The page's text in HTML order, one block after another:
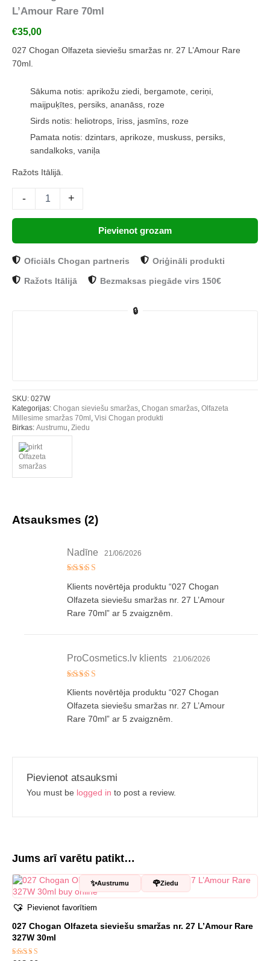
balstoties
pircēju
L’Amour Rare 70ml
€35,00
027 Chogan Olfazeta sieviešu smaržas nr. 27 L’Amour Rare
70ml.
Sākuma notis: aprikožu ziedi, bergamote, ceriņi,
maijpuķītes, persiks, ananāss, roze
Sirds notis: heliotrops, īriss, jasmīns, roze
Pamata notis: dzintars, aprikoze, muskuss, persiks,
sandalkoks, vaniļa
Ražots Itālijā.
- +
Pievienot grozam
Oficiāls Chogan partneris Oriģināli produkti
Ražots Itālijā Bezmaksas piegāde virs 150€
🔒
SKU: 027W
Kategorijas: Chogan sieviešu smaržas Chogan smaržas Olfazeta
Millesime smaržas 70ml Visi Chogan produkti
Birkas: Austrumu Ziedu
Atsauksmes (2)
ar5no 5
Nadīne 21/06/2026
Klients novērtēja produktu “027 Chogan
Olfazeta sieviešu smaržas nr. 27 L’Amour
Rare 70ml” ar 5 zvaigznēm.
ar5no 5
ProCosmetics.lv klients 21/06/2026
Klients novērtēja produktu “027 Chogan
Olfazeta sieviešu smaržas nr. 27 L’Amour
Rare 70ml” ar 5 zvaigznēm.
Pievienot atsauksmi
You must be logged in to post a review.
Jums arī varētu patikt…
✨Austrumu 🌹Ziedu
Pievienot favorītiem
027 Chogan Olfazeta sieviešu smaržas nr. 27 L’Amour Rare
327W 30ml